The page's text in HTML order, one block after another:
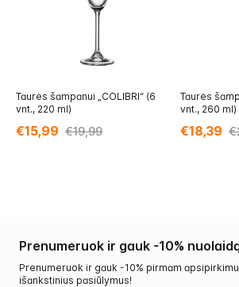
Taurės šampanui „COLIBRI“ (6
vnt., 220 ml)
€15,99 €19,99
Taurės
vnt., 260 ml)
€18,39
Prenumeruok ir gauk -10%
Prenumeruok ir gauk -10% pirmam
išankstinius pasiūlymus!